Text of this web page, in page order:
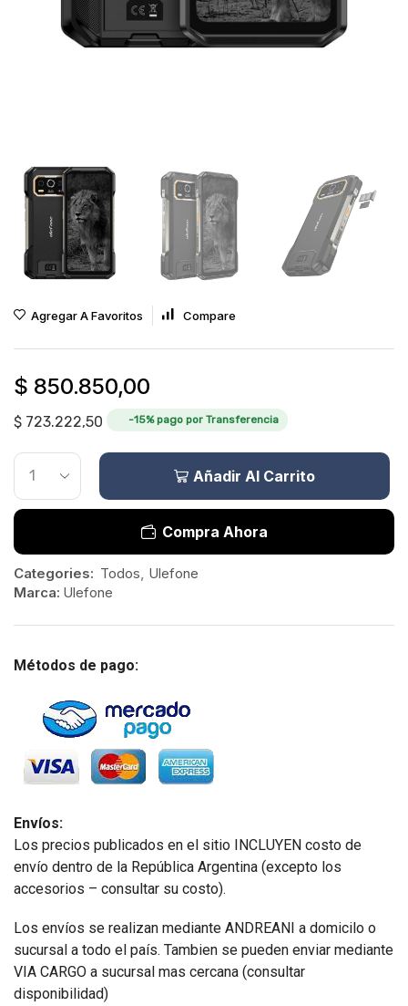
Agregar A Favoritos Compare
$ 850.850,00
$ 723.222,50 -15% pago por Transferencia
Añadir Al Carrito
Compra Ahora
Categories: Todos, Ulefone
Marca: Ulefone
Métodos de pago:
Envíos:
Los precios publicados en el sitio INCLUYEN costo de
envío dentro de la República Argentina (excepto los
accesorios – consultar su costo).
Los envíos se realizan mediante ANDREANI a domicilo o
sucursal a todo el país. Tambien se pueden enviar mediante
VIA CARGO a sucursal mas cercana (consultar
disponibilidad)